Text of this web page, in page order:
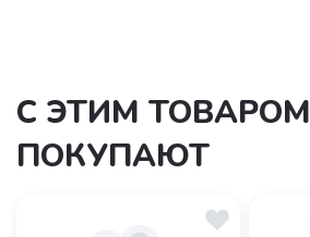
С ЭТИМ ТОВАРОМ
ПОКУПАЮТ